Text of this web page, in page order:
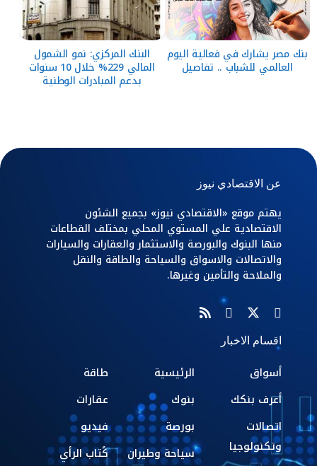
بنك مصر يشارك في فعالية اليوم
العالمي للشباب .. تفاصيل
البنك المركزي: نمو الشمول
المالي 229% خلال 10 سنوات
بدعم المبادرات الوطنية
عن الاقتصادي نيوز
يهتم موقع «الاقتصادي نيوز» بجميع الشئون
الاقتصادية علي المستوي المحلي بمختلف القطاعات
منها البنوك والبورصة والاستثمار والعقارات والسيارات
والاتصالات والاسواق والسياحة والطاقة والنقل
والملاحة والتأمين وغيرها.
اقسام الاخبار
أسواق
أعرف بنكك
اتصالات
وتكنولوجيا
الرئيسية
بنوك
بورصة
سياحة وطيران
طاقة
عقارات
فيديو
كُتاب الرأي